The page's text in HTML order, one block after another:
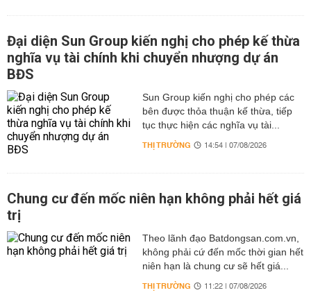
Đại diện Sun Group kiến nghị cho phép kế thừa
nghĩa vụ tài chính khi chuyển nhượng dự án
BĐS
Sun Group kiến nghị cho phép các
bên được thỏa thuận kế thừa, tiếp
tục thực hiện các nghĩa vụ tài...
THỊ TRƯỜNG 14:54 | 07/08/2026
Chung cư đến mốc niên hạn không phải hết giá
trị
Theo lãnh đạo Batdongsan.com.vn,
không phải cứ đến mốc thời gian hết
niên hạn là chung cư sẽ hết giá...
THỊ TRƯỜNG 11:22 | 07/08/2026